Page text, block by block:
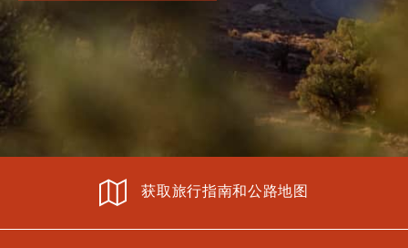
获取旅行指南和公路地图